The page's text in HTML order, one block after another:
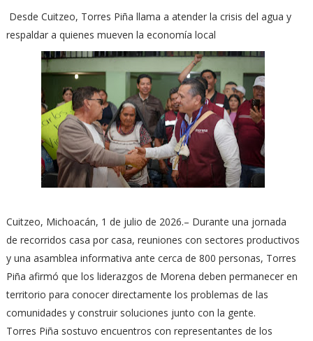
Desde Cuitzeo, Torres Piña llama a atender la crisis del agua y
respaldar a quienes mueven la economía local
Cuitzeo, Michoacán, 1 de julio de 2026.– Durante una jornada
de recorridos casa por casa, reuniones con sectores productivos
y una asamblea informativa ante cerca de 800 personas, Torres
Piña afirmó que los liderazgos de Morena deben permanecer en
territorio para conocer directamente los problemas de las
comunidades y construir soluciones junto con la gente.
Torres Piña sostuvo encuentros con representantes de los